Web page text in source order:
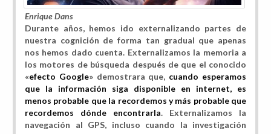
Enrique Dans
Durante años, hemos ido externalizando partes de
nuestra cognición de forma tan gradual que apenas
nos hemos dado cuenta. Externalizamos la memoria a
los motores de búsqueda después de que el conocido
«efecto Google» demostrara que, cuando esperamos
que la información siga disponible en internet, es
menos probable que la recordemos y más probable que
recordemos dónde encontrarla. Externalizamos la
navegación al GPS, incluso cuando la investigación